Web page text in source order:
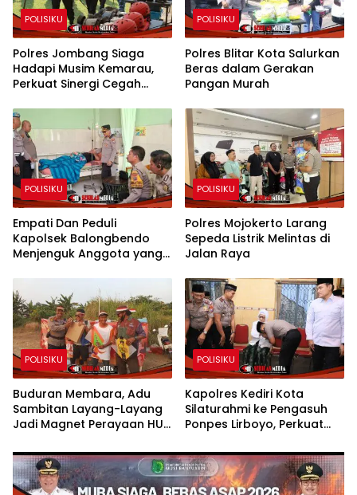
POLISIKU
Polres Jombang Siaga
Hadapi Musim Kemarau,
Perkuat Sinergi Cegah
POLISIKU
Polres Blitar Kota Salurkan
Beras dalam Gerakan
Pangan Murah
POLISIKU
Empati Dan Peduli
Kapolsek Balongbendo
Menjenguk Anggota yang
POLISIKU
Polres Mojokerto Larang
Sepeda Listrik Melintas di
Jalan Raya
POLISIKU
Buduran Membara, Adu
Sambitan Layang-Layang
Jadi Magnet Perayaan HUT
POLISIKU
Kapolres Kediri Kota
Silaturahmi ke Pengasuh
Ponpes Lirboyo, Perkuat